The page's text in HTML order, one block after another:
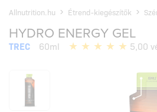
Allnutrition.hu Étrend-kiegészítők
HYDRO ENERGY GEL
TREC 60ml 5,00